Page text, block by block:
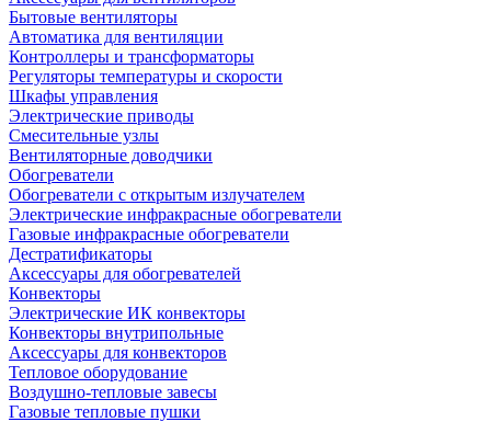
Бытовые вентиляторы
Автоматика для вентиляции
Контроллеры и трансформаторы
Регуляторы температуры и скорости
Шкафы управления
Электрические приводы
Смесительные узлы
Вентиляторные доводчики
Обогреватели
Обогреватели с открытым излучателем
Электрические инфракрасные обогреватели
Газовые инфракрасные обогреватели
Дестратификаторы
Аксессуары для обогревателей
Конвекторы
Электрические ИК конвекторы
Конвекторы внутрипольные
Аксессуары для конвекторов
Тепловое оборудование
Воздушно-тепловые завесы
Газовые тепловые пушки